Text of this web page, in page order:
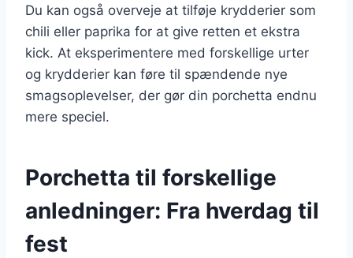
Du kan også overveje at tilføje krydderier som
chili eller paprika for at give retten et ekstra
kick. At eksperimentere med forskellige urter
og krydderier kan føre til spændende nye
smagsoplevelser, der gør din porchetta endnu
mere speciel.
Porchetta til forskellige
anledninger: Fra hverdag til
fest